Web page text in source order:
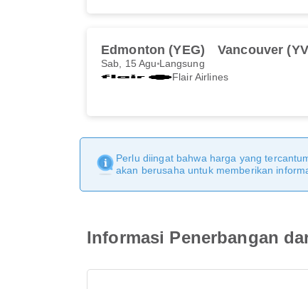
Edmonton (YEG) Vancouver
Sab, 15 Agu Langsung
Flair Airlines
Perlu diingat bahwa harga yang
akan berusaha untuk memberikan
Informasi Penerbangan